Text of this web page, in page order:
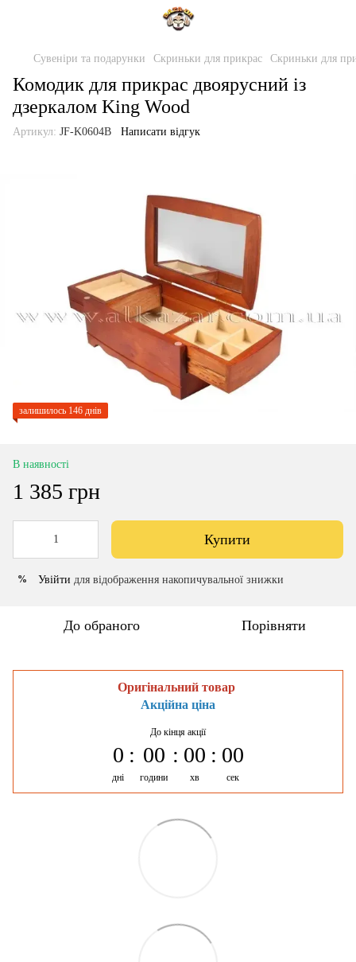
Сувеніри та подарунки Скриньки для прикрас Скриньки для
Комодик для прикрас двоярусний із
дзеркалом King Wood
Артикул: JF-K0604B Написати відгук
залишилось 146 днів
В наявності
1 385 грн
Купити
% Увійти для відображення накопичувальної знижки
До обраного Порівняти
Оригінальний товар
Акційна ціна
До кінця акції
0
дні
00
години
00
хв
00
сек